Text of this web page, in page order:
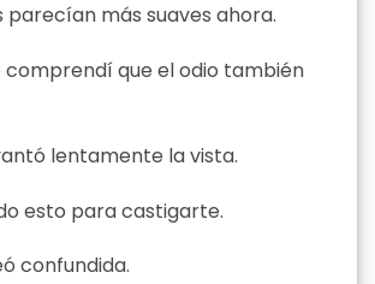
parecían más suaves ahora.
comprendí que el odio también
lentamente la vista.
esto para castigarte.
confundida.